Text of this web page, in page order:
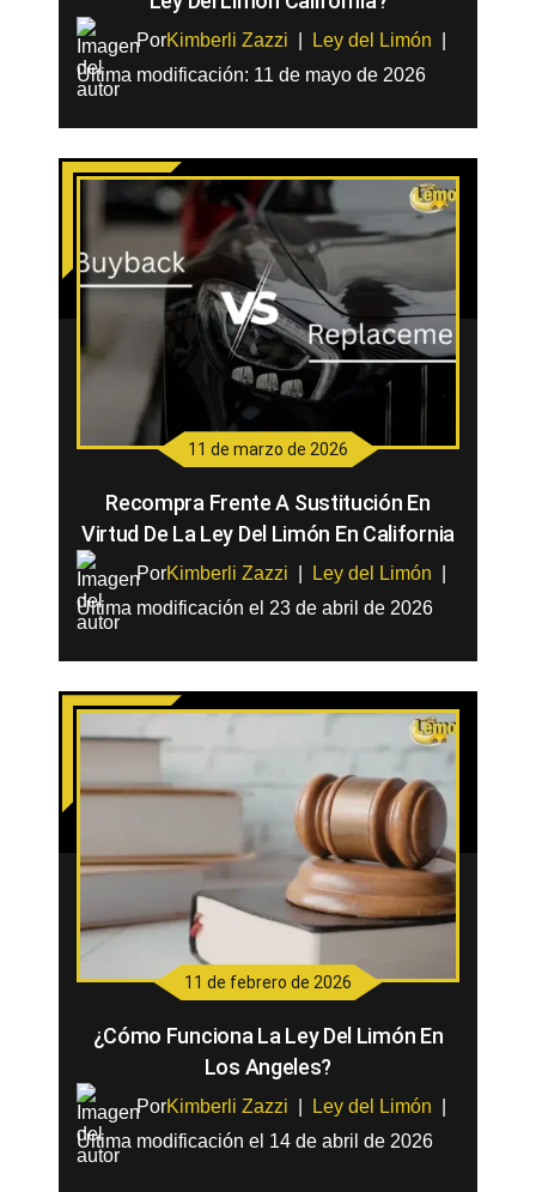
PorKimberli Zazzi Ley del Limón
Última modificación: 11 de mayo de 2026
11 de marzo de 2026
Recompra Frente A Sustitución En
Virtud De La Ley Del Limón En California
PorKimberli Zazzi Ley del Limón
Última modificación el 23 de abril de 2026
11 de febrero de 2026
¿Cómo Funciona La Ley Del Limón En
Los Angeles?
PorKimberli Zazzi Ley del Limón
Última modificación el 14 de abril de 2026